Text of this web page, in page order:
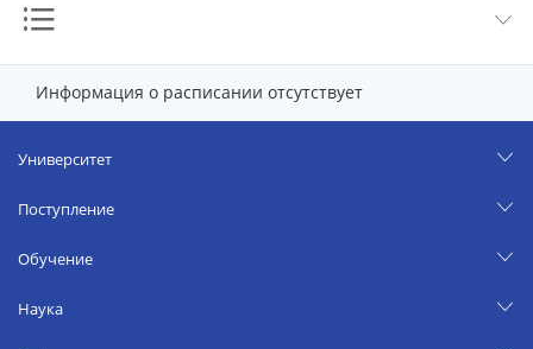
Информация о расписании отсутствует
Университет
Поступление
Обучение
Наука